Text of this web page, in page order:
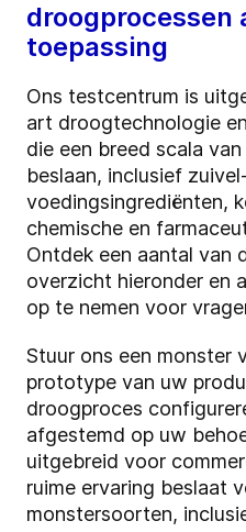
droogprocessen
toepassing
Ons testcentrum is
art droogtechnologie
die een breed scala
beslaan, inclusief
voedingsingrediënten,
chemische en
Ontdek een aantal van
overzicht hieronder en
op te nemen voor
Stuur ons een monster
prototype van uw
droogproces
afgestemd op uw
uitgebreid voor
ruime ervaring beslaat
monstersoorten,